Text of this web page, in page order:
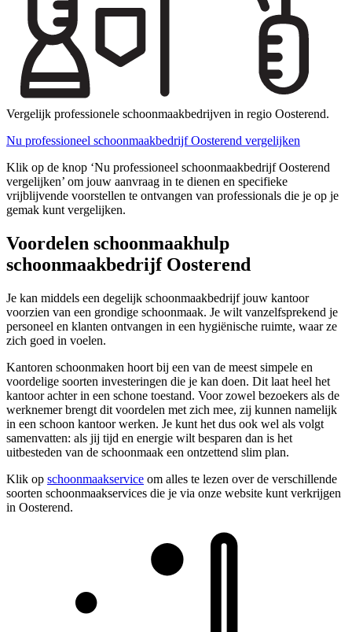
Vergelijk professionele schoonmaakbedrijven in regio Oosterend.
Nu professioneel schoonmaakbedrijf Oosterend vergelijken
Klik op de knop ‘Nu professioneel schoonmaakbedrijf Oosterend
vergelijken’ om jouw aanvraag in te dienen en specifieke
vrijblijvende voorstellen te ontvangen van professionals die je op je
gemak kunt vergelijken.
Voordelen schoonmaakhulp
schoonmaakbedrijf Oosterend
Je kan middels een degelijk schoonmaakbedrijf jouw kantoor
voorzien van een grondige schoonmaak. Je wilt vanzelfsprekend je
personeel en klanten ontvangen in een hygiënische ruimte, waar ze
zich goed in voelen.
Kantoren schoonmaken hoort bij een van de meest simpele en
voordelige soorten investeringen die je kan doen. Dit laat heel het
kantoor achter in een schone toestand. Voor zowel bezoekers als de
werknemer brengt dit voordelen met zich mee, zij kunnen namelijk
in een schoon kantoor werken. Je kunt het dus ook wel als volgt
samenvatten: als jij tijd en energie wilt besparen dan is het
uitbesteden van de schoonmaak een ontzettend slim plan.
Klik op schoonmaakservice om alles te lezen over de verschillende
soorten schoonmaakservices die je via onze website kunt verkrijgen
in Oosterend.